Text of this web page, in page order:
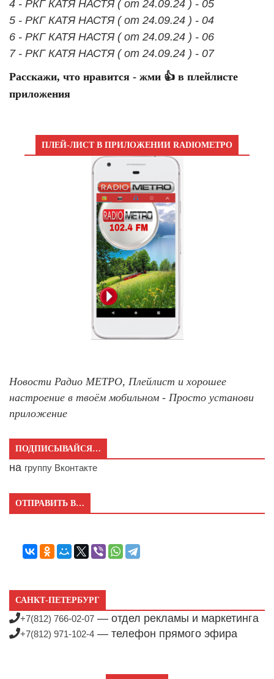
4 - РКГ КАТЯ НАСТЯ ( от 24.09.24 ) - 05
5 - РКГ КАТЯ НАСТЯ ( от 24.09.24 ) - 04
6 - РКГ КАТЯ НАСТЯ ( от 24.09.24 ) - 06
7 - РКГ КАТЯ НАСТЯ ( от 24.09.24 ) - 07
Расскажи, что нравится - жми 👍 в плейлисте
приложения
ПЛЕЙ-ЛИСТ В ПРИЛОЖЕНИИ RADIOМЕТРО
Новости Радио МЕТРО, Плейлист и хорошее
настроение в твоём мобильном - Просто установи
приложение
ПОДПИСЫВАЙСЯ…
на группу Вконтакте
ОТПРАВИТЬ В…
САНКТ-ПЕТЕРБУРГ
+7(812) 766-02-07 — отдел рекламы и маркетинга
+7(812) 971-102-4 — телефон прямого эфира